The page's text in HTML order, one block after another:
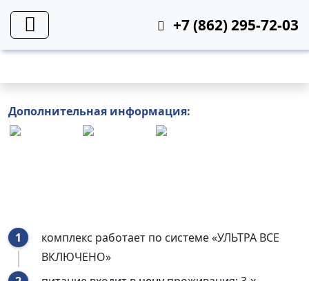
+7 (862) 295-72-03
Питание
Дополнительная информация:
комплекс работает по системе «УЛЬТРА ВСЕ
ВКЛЮЧЕНО»